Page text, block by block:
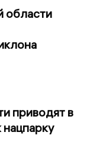
области
приводят в